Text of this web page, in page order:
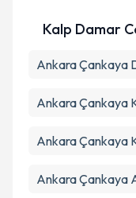
Kalp Damar
Ankara Çankaya
Ankara Çankaya
Ankara Çankaya
Ankara Çankaya